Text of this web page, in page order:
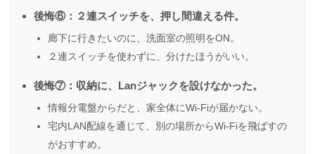
後悔⑥：２連スイッチを、押し間違える件。
廊下に行きたいのに、洗面室の照明をON。
２連スイッチを使わずに、分けたほうがいい。
後悔⑦：収納に、Lanジャックを設けなかった。
情報分電盤からだと、家全体にWi-Fiが届かない。
宅内LAN配線を通じて、別の場所からWi-Fiを飛ばすの
がおすすめ。